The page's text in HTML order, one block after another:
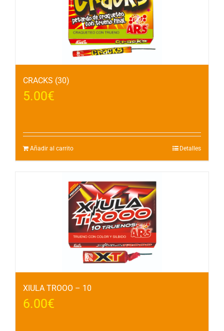
CRACKS (30)
5.00€
Añadir al carrito Detalles
XIULA TROOO – 10
6.00€